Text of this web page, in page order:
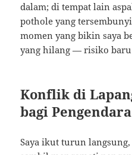
dalam; di tempat lain
pothole yang
momen yang bikin saya
yang hilang — risiko
Konflik di
bagi
Saya ikut turun